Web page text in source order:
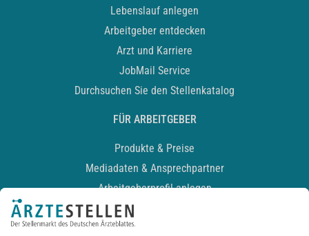
Lebenslauf anlegen
Arbeitgeber entdecken
Arzt und Karriere
JobMail Service
Durchsuchen Sie den Stellenkatalog
FÜR ARBEITGEBER
Produkte & Preise
Mediadaten & Ansprechpartner
Arbeitgeberprofil anlegen
Recruiting-Podcast